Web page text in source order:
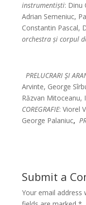
instrumentiști: Dinu
Adrian Semeniuc,
Constantin Pascal,
orchestra și corpul
PRELUCRARI ŞI
Arvinte, George
Răzvan Mitoceanu,
COREGRAFIE: Viorel
George Palaniuc,
Submit a
Your email address